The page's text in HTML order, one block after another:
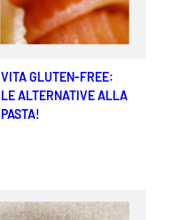
VITA GLUTEN-FREE:
LE ALTERNATIVE ALLA
PASTA!